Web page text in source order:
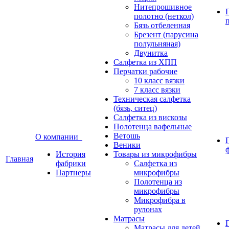
Главная
О компании
История
фабрики
Партнеры
Нитепрошивное
полотно (неткол)
Бязь отбеленная
Брезент (парусина
полульняная)
Двунитка
Салфетка из ХПП
Перчатки рабочие
10 класс вязки
7 класс вязки
Техническая салфетка
(бязь, ситец)
Салфетка из вискозы
Полотенца вафельные
Ветошь
Веники
Товары из микрофибры
Салфетка из
микрофибры
Полотенца из
микрофибры
Микрофибра в
рулонах
Матрасы